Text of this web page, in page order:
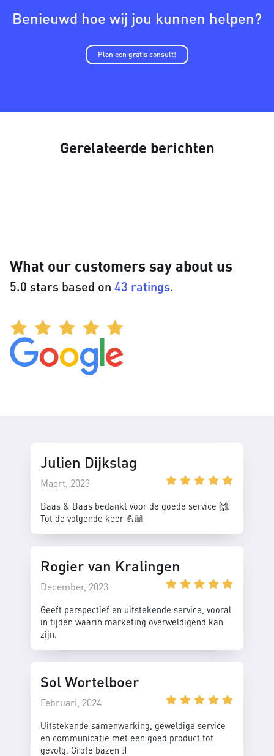
Benieuwd hoe wij jou kunnen helpen?
Plan een gratis consult!
Gerelateerde berichten
What our customers say about us
5.0 stars based on 43 ratings.
Julien Dijkslag
Maart, 2023
Baas & Baas bedankt voor de goede service 🙌.
Tot de volgende keer 💪🏼
Rogier van Kralingen
December, 2023
Geeft perspectief en uitstekende service, vooral
in tijden waarin marketing overweldigend kan
zijn.
Sol Wortelboer
Februari, 2024
Uitstekende samenwerking, geweldige service
en communicatie met een goed product tot
gevolg. Grote bazen :)